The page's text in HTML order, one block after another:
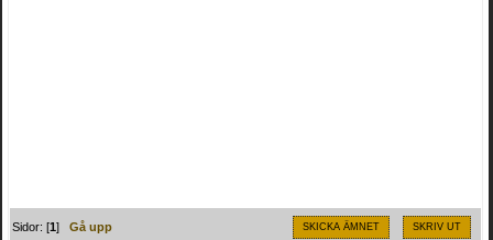
SKICKA ÄMNET SKRIV UT
Sidor: [1]Gå upp